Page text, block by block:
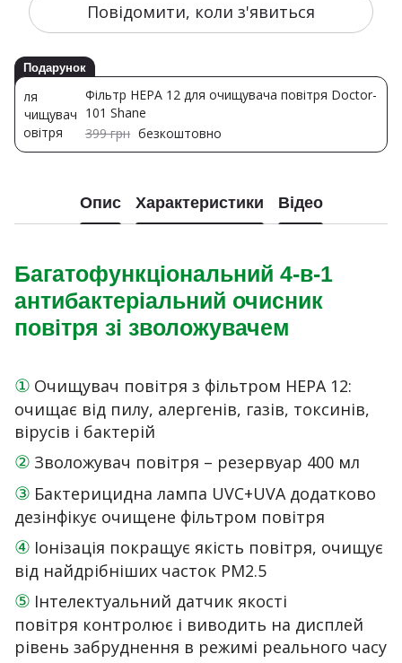
Повідомити, коли з'явиться
Подарунок
Фільтр HEPA 12 для очищувача повітря Doctor-
101 Shane
399 грн безкоштовно
Опис Характеристики Відео
Багатофункціональний 4-в-1
антибактеріальний очисник
повітря зі зволожувачем
① Очищувач повітря з фільтром HEPA 12:
очищає від пилу, алергенів, газів, токсинів,
вірусів і бактерій
② Зволожувач повітря – резервуар 400 мл
③ Бактерицидна лампа UVC+UVA додатково
дезінфікує очищене фільтром повітря
④ Іонізація покращує якість повітря, очищує
від найдрібніших часток PM2.5
⑤ Інтелектуальний датчик якості
повітря контролює і виводить на дисплей
рівень забруднення в режимі реального часу